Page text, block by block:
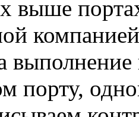
выше
выполнение
порту,